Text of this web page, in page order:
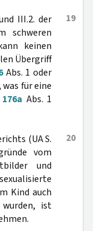
19
III.2. der
schweren
keinen
Übergriff
Abs. 1 oder
für eine
176a Abs. 1
20
(UA S.
vom
und
Kind auch
wurden, ist